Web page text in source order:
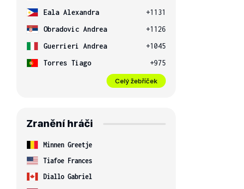
Eala Alexandra
+1131
Obradovic Andrea
+1126
Guerrieri Andrea
+1045
Torres Tiago
+975
Celý žebříček
Zranění hráči
Minnen Greetje
Tiafoe Frances
Diallo Gabriel